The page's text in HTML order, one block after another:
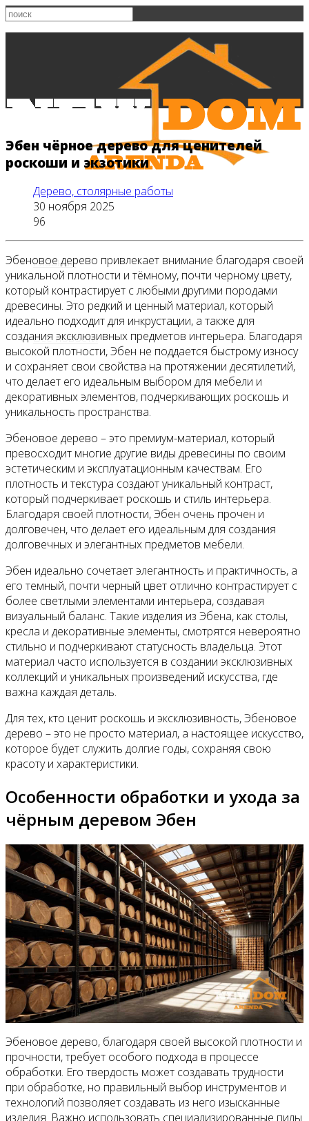
Главная
Все новости
Видео
Эбен чёрное дерево для ценителей
роскоши и экзотики
Дерево, столярные работы
30 ноября 2025
96
Эбеновое дерево привлекает внимание благодаря своей
уникальной плотности и тёмному, почти черному цвету,
который контрастирует с любыми другими породами
древесины. Это редкий и ценный материал, который
идеально подходит для инкрустации, а также для
создания эксклюзивных предметов интерьера. Благодаря
высокой плотности, Эбен не поддается быстрому износу
и сохраняет свои свойства на протяжении десятилетий,
что делает его идеальным выбором для мебели и
декоративных элементов, подчеркивающих роскошь и
уникальность пространства.
Эбеновое дерево – это премиум-материал, который
превосходит многие другие виды древесины по своим
эстетическим и эксплуатационным качествам. Его
плотность и текстура создают уникальный контраст,
который подчеркивает роскошь и стиль интерьера.
Благодаря своей плотности, Эбен очень прочен и
долговечен, что делает его идеальным для создания
долговечных и элегантных предметов мебели.
Эбен идеально сочетает элегантность и практичность, а
его темный, почти черный цвет отлично контрастирует с
более светлыми элементами интерьера, создавая
визуальный баланс. Такие изделия из Эбена, как столы,
кресла и декоративные элементы, смотрятся невероятно
стильно и подчеркивают статусность владельца. Этот
материал часто используется в создании эксклюзивных
коллекций и уникальных произведений искусства, где
важна каждая деталь.
Для тех, кто ценит роскошь и эксклюзивность, Эбеновое
дерево – это не просто материал, а настоящее искусство,
которое будет служить долгие годы, сохраняя свою
красоту и характеристики.
Особенности обработки и ухода за
чёрным деревом Эбен
Эбеновое дерево, благодаря своей высокой плотности и
прочности, требует особого подхода в процессе
обработки. Его твердость может создавать трудности
при обработке, но правильный выбор инструментов и
технологий позволяет создавать из него изысканные
изделия. Важно использовать специализированные пилы